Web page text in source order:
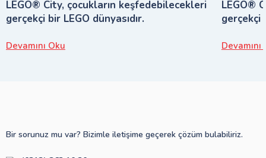
LEGO® City, çocukların keşfedebilecekleri
gerçekçi bir LEGO dünyasıdır.
Devamını Oku
LEGO®
gerçekçi
Devamını
Bir sorunuz mu var? Bizimle iletişime geçerek çözüm bulabiliriz.